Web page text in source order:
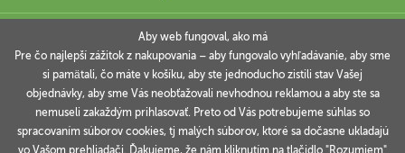
INFORMACE
VAŠE OBJEDNÁVKY
Aby web fungoval, ako má
Pre čo najlepší zážitok z nakupovania – aby fungovalo vyhľadávanie, aby sme
si pamätali, čo máte v košíku, aby ste jednoducho zistili stav Vašej
objednávky, aby sme Vás neobťažovali nevhodnou reklamou a aby ste sa
nemuseli zakaždým prihlasovať. Preto od Vás potrebujeme súhlas so
spracovaním súborov cookies, tj malých súborov, ktoré sa dočasne ukladajú
vo Vašom prehliadači. Ďakujeme, že nám kliknutím na tlačidlo "Rozumiem"